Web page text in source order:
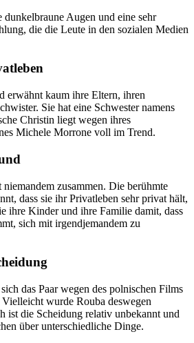
dunkelbraune Augen und eine sehr
die die Leute in den sozialen Medien
erwähnt kaum ihre Eltern, ihren
Sie hat eine Schwester namens
Christin liegt wegen ihres
Michele Morrone voll im Trend.
zusammen. Die berühmte
dass sie ihr Privatleben sehr privat hält,
ihre Kinder und ihre Familie damit, dass
sich mit irgendjemandem zu
das Paar wegen des polnischen Films
wurde Rouba deswegen
ist die Scheidung relativ unbekannt und
über unterschiedliche Dinge.